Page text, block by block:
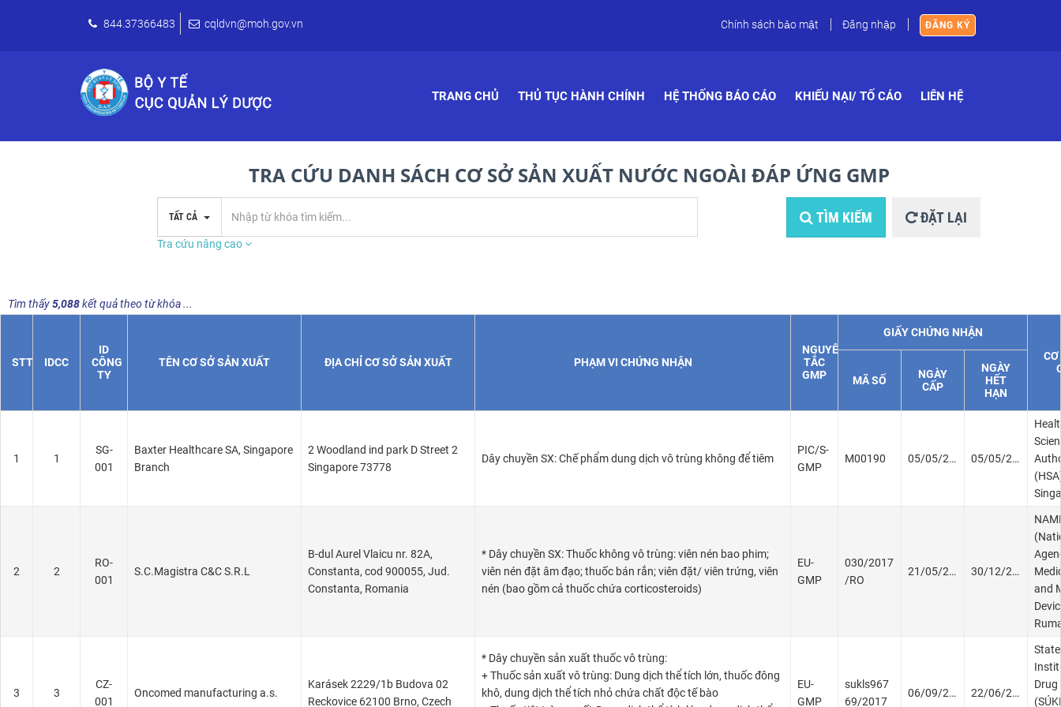
844.37366483 cqldvn@moh.gov.vn Chính sách bảo mật Đăng nhập ĐĂNG KÝ
TRANG CHỦ THỦ TỤC HÀNH CHÍNH HỆ THỐNG BÁO CÁO KHIẾU NẠI/ TỐ CÁO LIÊN HỆ
TRA CỨU DANH SÁCH CƠ SỞ SẢN XUẤT NƯỚC NGOÀI ĐÁP ỨNG GMP
TẤT CẢ TÌM KIẾM ĐẶT LẠI
Tra cứu nâng cao
Tìm thấy5,088kết quả theo từ khóa...
STT IDCC
ID
CÔNG
TY
TÊN CƠ SỞ SẢN XUẤT ĐỊA CHỈ CƠ SỞ SẢN XUẤT PHẠM VI CHỨNG NHẬN
NGUYÊN
TẮC
GMP
GIẤY CHỨNG NHẬN
CƠ
MÃ SỐ
NGÀY
CẤP
NGÀY
HẾT
HẠN
1 1
SG-
001
Baxter Healthcare SA, Singapore
Branch
2 Woodland ind park D Street 2
Singapore 73778
Dây chuyền SX: Chế phẩm dung dịch vô trùng không để tiêm
PIC/S-
GMP
M00190 05/05/2003 05/05/2019
2 2
RO-
001
S.C.Magistra C&C S.R.L
B-dul Aurel Vlaicu nr. 82A,
Constanta, cod 900055, Jud.
Constanta, Romania
* Dây chuyền SX: Thuốc không vô trùng: viên nén bao phim;
viên nén đặt âm đạo; thuốc bán rắn; viên đặt/ viên trứng, viên
nén (bao gồm cả thuốc chứa corticosteroids)
EU-
GMP
030/2017
/RO
21/05/2017 30/12/2022
and
3 3
CZ-
001
Oncomed manufacturing a.s.
Karásek 2229/1b Budova 02
Reckovice 62100 Brno, Czech
* Dây chuyền sản xuất thuốc vô trùng:
+ Thuốc sản xuất vô trùng: Dung dịch thể tích lớn, thuốc đông
khô, dung dịch thể tích nhỏ chứa chất độc tế bào
EU-
GMP
sukls967
69/2017
06/09/2017 22/06/2020
State
Drug